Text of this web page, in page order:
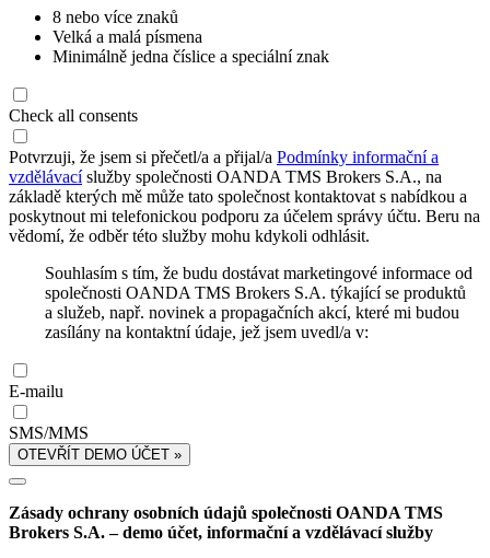
8 nebo více znaků
Velká a malá písmena
Minimálně jedna číslice a speciální znak
Check all consents
Potvrzuji, že jsem si přečetl/a a přijal/a Podmínky informační a
vzdělávacíslužby společnosti OANDA TMS Brokers S.A., na
základě kterých mě může tato společnost kontaktovat s nabídkou a
poskytnout mi telefonickou podporu za účelem správy účtu. Beru na
vědomí, že odběr této služby mohu kdykoli odhlásit.
Souhlasím s tím, že budu dostávat marketingové informace od
společnosti OANDA TMS Brokers S.A. týkající se produktů
a služeb, např. novinek a propagačních akcí, které mi budou
zasílány na kontaktní údaje, jež jsem uvedl/a v:
E-mailu
SMS/MMS
OTEVŘÍT DEMO ÚČET »
Zásady ochrany osobních údajů společnosti OANDA TMS
Brokers S.A. – demo účet, informační a vzdělávací služby